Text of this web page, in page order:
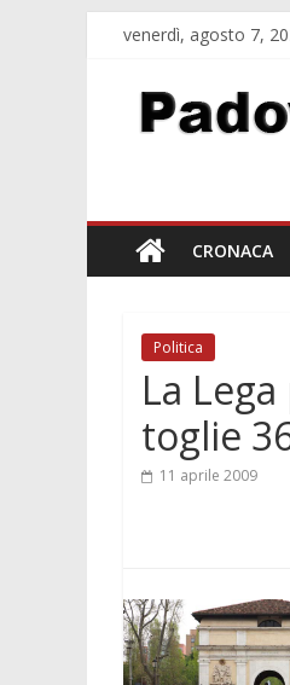
venerdì, agosto 7,
CRONACA
Politica
La
toglie
11 aprile 2009